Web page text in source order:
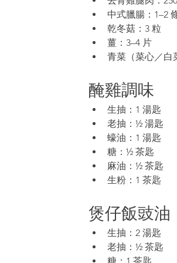
中式臘腸：1–2
乾冬菇：3 粒
薑：3–4 片
青菜（菜心／白
醃雞調味
生抽：1 湯匙
老抽：½ 湯匙
蠔油：1 湯匙
糖：½ 茶匙
麻油：½ 茶匙
生粉：1 茶匙
煲仔飯豉油
生抽：2 湯匙
老抽：½ 茶匙